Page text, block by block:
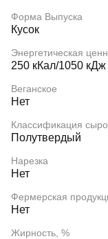
Форма Выпуска
Кусок
Энергетическая
250 кКал/1050 кДж
Веганское
Нет
Классификация
Полутвердый
Нарезка
Нет
Фермерская
Нет
Жирность, %